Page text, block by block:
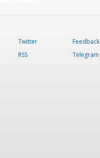
Twitter
Feedback
RSS
Telegram